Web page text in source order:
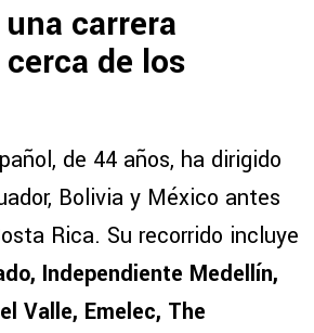
carrera
de los
de 44 años, ha dirigido
Bolivia y México antes
Rica. Su recorrido incluye
Independiente Medellín,
Valle, Emelec, The